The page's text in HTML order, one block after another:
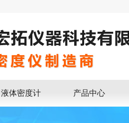
液体密度计 产品中心